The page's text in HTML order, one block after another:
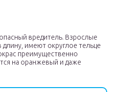
вредитель. Взрослые
имеют округлое тельце
преимущественно
на оранжевый и даже